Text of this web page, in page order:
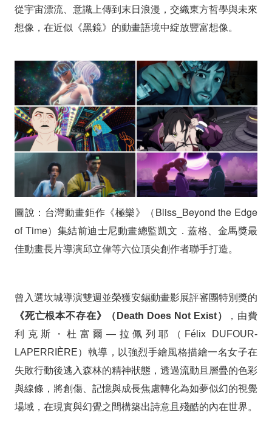
樂》
軍
《蠟
筆
小
新》
名
導
新
作
北
影
全
台
首
映
從宇宙漂流、意識上傳到末日浪漫，交織東方哲學與未來
想像，在近似《黑鏡》的動畫語境中綻放豐富想像。
圖說：台灣動畫鉅作《極樂》（Bliss_Beyond the Edge
of Time）集結前迪士尼動畫總監凱文．蓋格、金馬獎最
佳動畫長片導演邱立偉等六位頂尖創作者聯手打造。
曾入選坎城導演雙週並榮獲安錫動畫影展評審團特別獎的
《死亡根本不存在》（Death Does Not Exist）
，由費
利克斯・杜富爾—拉佩列耶（Félix DUFOUR-
LAPERRIÈRE）執導，以強烈手繪風格描繪一名女子在
失敗行動後逃入森林的精神狀態，透過流動且層疊的色彩
與線條，將創傷、記憶與成長焦慮轉化為如夢似幻的視覺
場域，在現實與幻覺之間構築出詩意且殘酷的內在世界。